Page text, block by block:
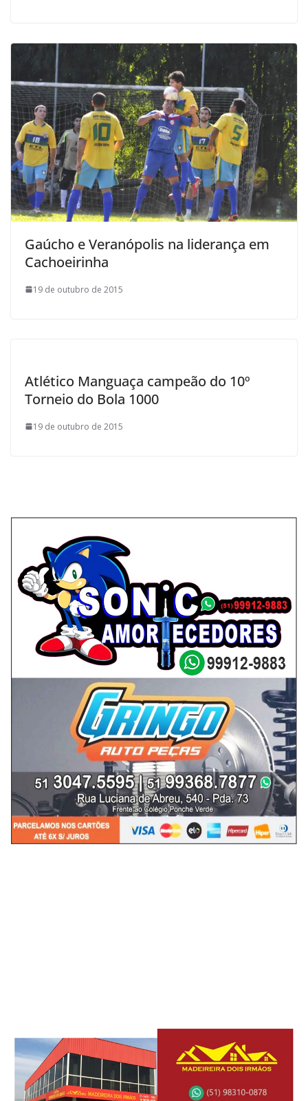
Gaúcho e Veranópolis na liderança em
Cachoeirinha
19 de outubro de 2015
Atlético Manguaça campeão do 10º
Torneio do Bola 1000
19 de outubro de 2015